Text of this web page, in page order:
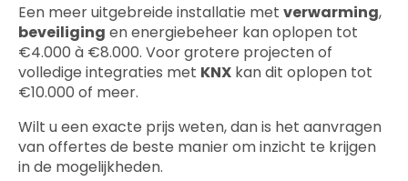
Een meer uitgebreide installatie met verwarming,
beveiliging en energiebeheer kan oplopen tot
€4.000 à €8.000. Voor grotere projecten of
volledige integraties met KNX kan dit oplopen tot
€10.000 of meer.
Wilt u een exacte prijs weten, dan is het aanvragen
van offertes de beste manier om inzicht te krijgen
in de mogelijkheden.